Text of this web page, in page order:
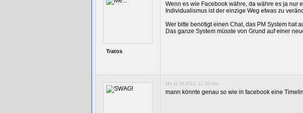
Tratos
Wenn es wie Facebook währe, da währe es ja nur
Individualismus ist der einzige Weg etwas zu
Wer bitte benötigt einen Chat, das PM System hat
Das ganze System müsste von Grund auf einer
Mo 11.06.2012, 12:20 Uhr :
mann könnte genau so wie in facebook eine